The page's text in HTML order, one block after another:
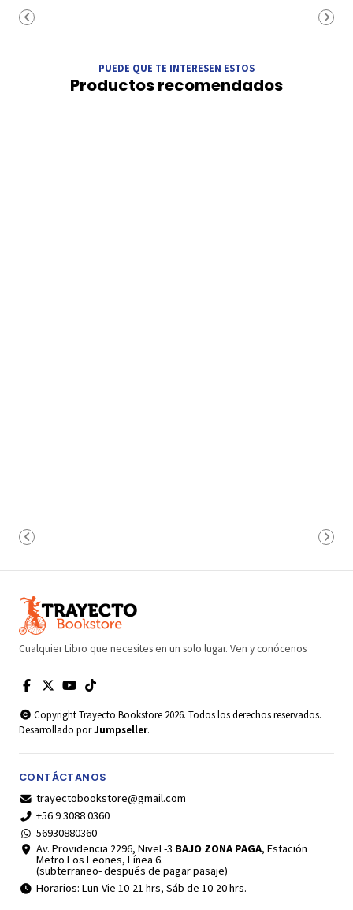
PUEDE QUE TE INTERESEN ESTOS
Productos recomendados
Cualquier Libro que necesites en un solo lugar. Ven y conócenos
Copyright Trayecto Bookstore 2026. Todos los derechos reservados.
Desarrollado porJumpseller.
CONTÁCTANOS
trayectobookstore@gmail.com
+56 9 3088 0360
56930880360
Av. Providencia 2296, Nivel -3 BAJO ZONA PAGA, Estación
Metro Los Leones, Línea 6.
(subterraneo- después de pagar pasaje)
Horarios: Lun-Vie 10-21 hrs, Sáb de 10-20 hrs.